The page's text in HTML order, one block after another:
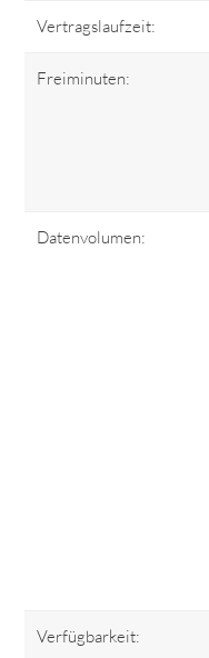
Vertragslaufzeit:
Freiminuten:
Datenvolumen:
Verfügbarkeit: